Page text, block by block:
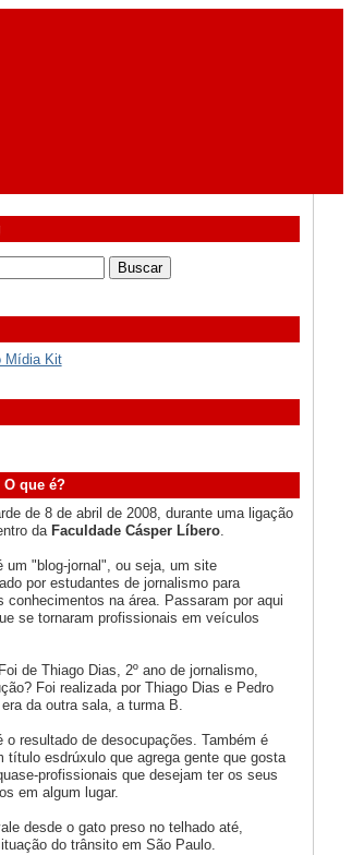
Mídia Kit
que é?
de 8 de abril de 2008, durante uma ligação
da Faculdade Cásper Líbero.
um "blog-jornal", ou seja, um site
por estudantes de jornalismo para
conhecimentos na área. Passaram por aqui
se tornaram profissionais em veículos
de Thiago Dias, 2º ano de jornalismo,
Foi realizada por Thiago Dias e Pedro
da outra sala, a turma B.
o resultado de desocupações. Também é
título esdrúxulo que agrega gente que gosta
profissionais que desejam ter os seus
em algum lugar.
desde o gato preso no telhado até,
do trânsito em São Paulo.